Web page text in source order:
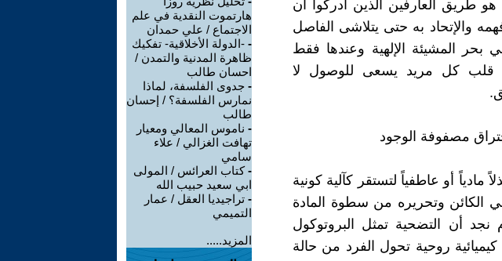
طريق العارفين الذين أدركوا أن
والإتحاد به حتى يتلاشى الفاصل
بحر المشيئة الإلهية وعندها فقط
قلب كل مريد يسعى للوصول لا
مصفوفة الوجود
مادياً أو عاطفياً لتستقر كآلية كونية
الكائن وتحريره من سطوة المادة
نجد أن التضحية تمثل البروتوكول
روحية تحول الفرد من حالة
هارتموت النقدية في علم
الاجتماع / علي حمدان
- -الدولة الأخلاقية- تفكيك
ظاهرة المدنية والتمدن /
احسان طالب
- جدوى الفلسفة، لماذا
نمارس الفلسفة؟ / إحسان
طالب
- ناموس المعالي ومعيار
تهافت الغزالي / علاء
سامي
-كتاب العرائس / المولى
ابي سعيد حبيب الله
- تراجيديا العقل / عمار
التميمي
المزيد.....